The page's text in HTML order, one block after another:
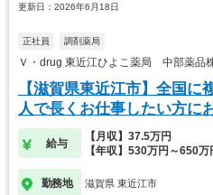
更新日：2026年6月18日
正社員 調剤薬局
Ｖ・drug 東近江ひよこ薬局 中部薬品
【滋賀県東近江市】全国
人で長くお仕事したい方に
給与
【月収】37.5万円
【年収】530万円～650万
勤務地 滋賀県 東近江市